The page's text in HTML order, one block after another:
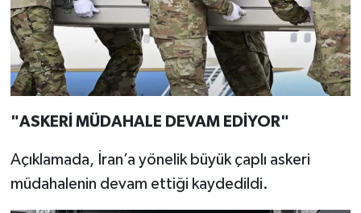
"ASKERİ MÜDAHALE DEVAM EDİYOR"
Açıklamada, İran’a yönelik büyük çaplı askeri
müdahalenin devam ettiği kaydedildi.